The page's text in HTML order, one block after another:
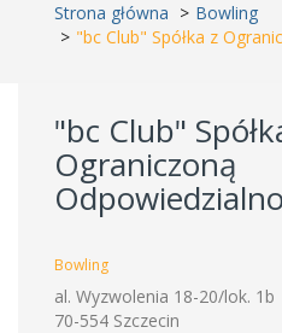
Strona główna
Bowling
"bc Club" Spółka z
"bc Club"
Ograniczoną
Bowling
al. Wyzwolenia 18-20/lok. 1b
70-554 Szczecin